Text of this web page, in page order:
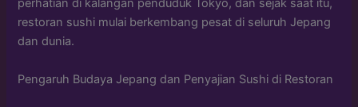
perhatian di kalangan penduduk Tokyo, dan sejak saat itu,
restoran sushi mulai berkembang pesat di seluruh Jepang
dan dunia.
Pengaruh Budaya Jepang dan Penyajian Sushi di Restoran